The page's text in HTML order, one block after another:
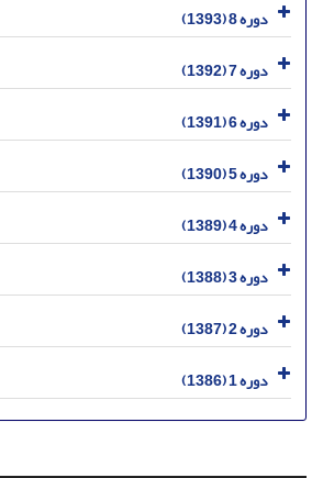
دوره 8 (1393)
دوره 7 (1392)
دوره 6 (1391)
دوره 5 (1390)
دوره 4 (1389)
دوره 3 (1388)
دوره 2 (1387)
دوره 1 (1386)